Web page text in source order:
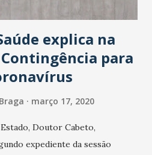
explica na
Contingência para
março 17, 2020
Doutor Cabeto,
expediente da sessão